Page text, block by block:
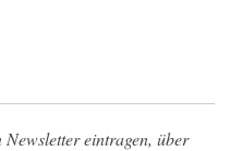
eintragen, über